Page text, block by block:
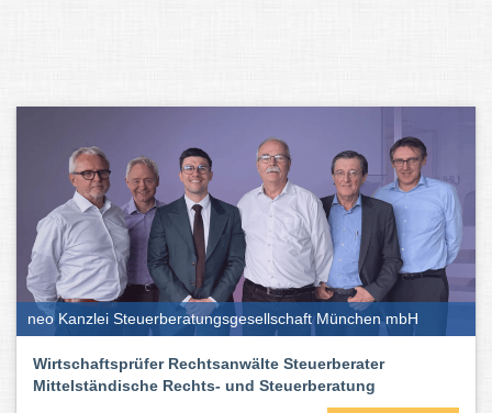
neo Kanzlei Steuerberatungsgesellschaft München mbH
Wirtschaftsprüfer Rechtsanwälte Steuerberater
Mittelständische Rechts- und Steuerberatung